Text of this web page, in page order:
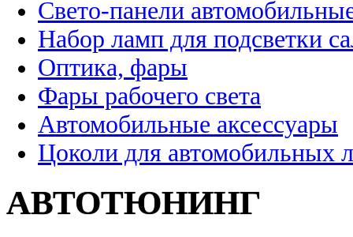
Свето-панели
Набор ламп для подсветки
Оптика, фары
Фары рабочего света
Автомобильные аксессуары
Цоколи для автомобильных
АВТОТЮНИНГ